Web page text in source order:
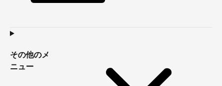
その他のメ
ニュー